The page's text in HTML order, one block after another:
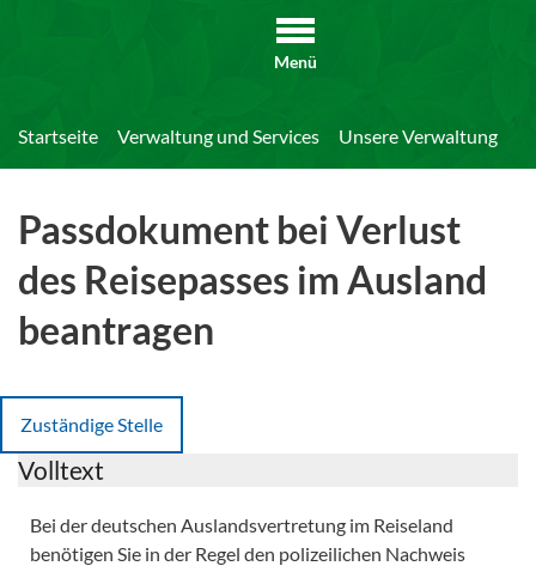
Menü
Startseite Verwaltung und Services Unsere Verwaltung
Passdokument bei Verlust
des Reisepasses im Ausland
beantragen
Zuständige Stelle
Volltext
Bei der deutschen Auslandsvertretung im Reiseland
benötigen Sie in der Regel den polizeilichen Nachweis